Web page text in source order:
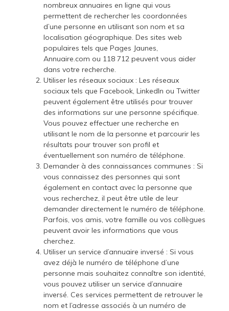
nombreux annuaires en ligne qui vous
permettent de rechercher les coordonnées
d’une personne en utilisant son nom et sa
localisation géographique. Des sites web
populaires tels que Pages Jaunes,
Annuaire.com ou 118 712 peuvent vous aider
dans votre recherche.
Utiliser les réseaux sociaux : Les réseaux
sociaux tels que Facebook, LinkedIn ou Twitter
peuvent également être utilisés pour trouver
des informations sur une personne spécifique.
Vous pouvez effectuer une recherche en
utilisant le nom de la personne et parcourir les
résultats pour trouver son profil et
éventuellement son numéro de téléphone.
Demander à des connaissances communes : Si
vous connaissez des personnes qui sont
également en contact avec la personne que
vous recherchez, il peut être utile de leur
demander directement le numéro de téléphone.
Parfois, vos amis, votre famille ou vos collègues
peuvent avoir les informations que vous
cherchez.
Utiliser un service d’annuaire inversé : Si vous
avez déjà le numéro de téléphone d’une
personne mais souhaitez connaître son identité,
vous pouvez utiliser un service d’annuaire
inversé. Ces services permettent de retrouver le
nom et l’adresse associés à un numéro de